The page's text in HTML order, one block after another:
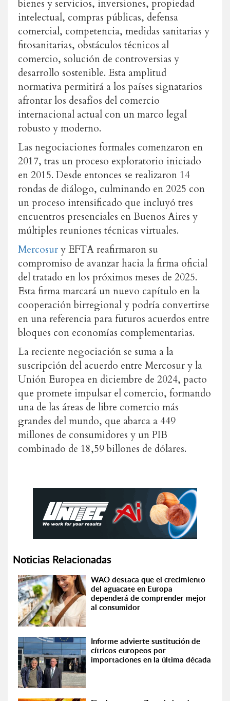
bienes y servicios, inversiones, propiedad
intelectual, compras públicas, defensa
comercial, competencia, medidas sanitarias y
fitosanitarias, obstáculos técnicos al
comercio, solución de controversias y
desarrollo sostenible. Esta amplitud
normativa permitirá a los países signatarios
afrontar los desafíos del comercio
internacional actual con un marco legal
robusto y moderno.
Las negociaciones formales comenzaron en
2017, tras un proceso exploratorio iniciado
en 2015. Desde entonces se realizaron 14
rondas de diálogo, culminando en 2025 con
un proceso intensificado que incluyó tres
encuentros presenciales en Buenos Aires y
múltiples reuniones técnicas virtuales.
Mercosury EFTA reafirmaron su
compromiso de avanzar hacia la firma oficial
del tratado en los próximos meses de 2025.
Esta firma marcará un nuevo capítulo en la
cooperación birregional y podría convertirse
en una referencia para futuros acuerdos entre
bloques con economías complementarias.
La reciente negociación se suma a la
suscripción del acuerdo entre Mercosur y la
Unión Europea en diciembre de 2024, pacto
que promete impulsar el comercio, formando
una de las áreas de libre comercio más
grandes del mundo, que abarca a 449
millones de consumidores y un PIB
combinado de 18,59 billones de dólares.
Noticias Relacionadas
WAO destaca que el crecimiento
del aguacate en Europa
dependerá de comprender mejor
al consumidor
Informe advierte sustitución de
cítricos europeos por
importaciones en la última década